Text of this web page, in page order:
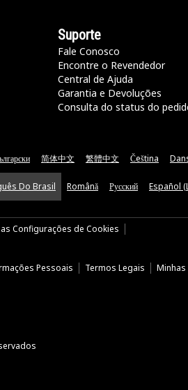
Suporte
Fale Conosco
Encontre o Revendedor
Central de Ajuda
Garantia e Devoluções
Consulta do status do
简体中文 繁體中文 Čeština
Do Brasil Română Русский Español
Configurações de Cookies
Pessoais Termos Legais Minhas